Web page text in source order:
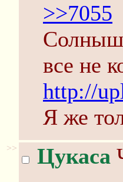
>>7055
все не
http://
Я же
>> Цукаса